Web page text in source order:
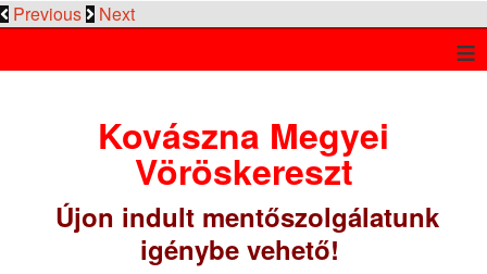
Previous Next
≡
Kovászna Megyei
Vöröskereszt
Újon indult mentőszolgálatunk
igénybe vehető!